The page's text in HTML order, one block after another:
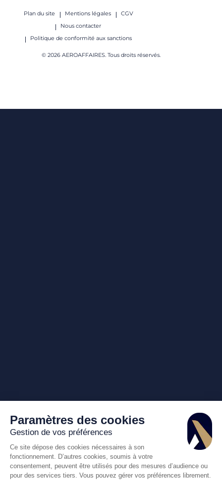
Plan du site Mentions légales
CGV
Nous contacter
Politique de conformité aux sanctions
© 2026 AEROAFFAIRES. Tous droits réservés.
Paramètres des cookies
Gestion de vos préférences
Ce site dépose des cookies nécessaires à son
fonctionnement. D’autres cookies, soumis à votre
consentement, peuvent être utilisés pour des mesures d’audience ou
pour des services tiers. Vous pouvez gérer vos préférences librement.